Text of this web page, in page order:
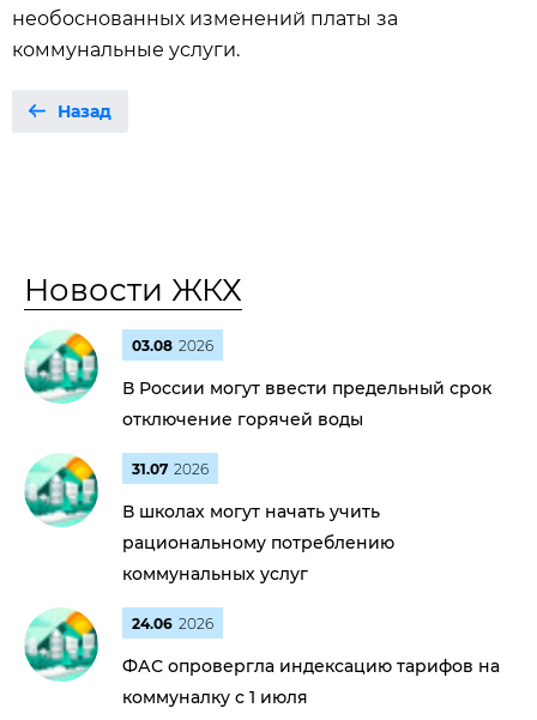
необоснованных изменений платы за
коммунальные услуги.
Назад
Новости ЖКХ
03.08 2026
В России могут ввести предельный срок
отключение горячей воды
31.07 2026
В школах могут начать учить
рациональному потреблению
коммунальных услуг
24.06 2026
ФАС опровергла индексацию тарифов на
коммуналку с 1 июля